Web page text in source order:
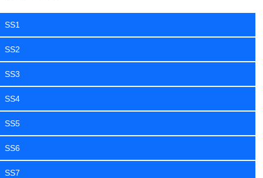
SS1
SS2
SS3
SS4
SS5
SS6
SS7